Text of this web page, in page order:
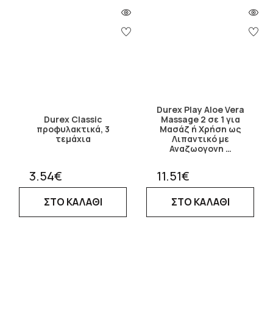
Durex Classic
προφυλακτικά, 3
τεμάχια
3.54€
ΣΤΟ ΚΑΛΑΘΙ
Durex Play Aloe Vera
Massage 2 σε 1 για
Μασάζ ή Χρήση ως
Λιπαντικό με
Αναζωογονη …
11.51€
ΣΤΟ ΚΑΛΑΘΙ